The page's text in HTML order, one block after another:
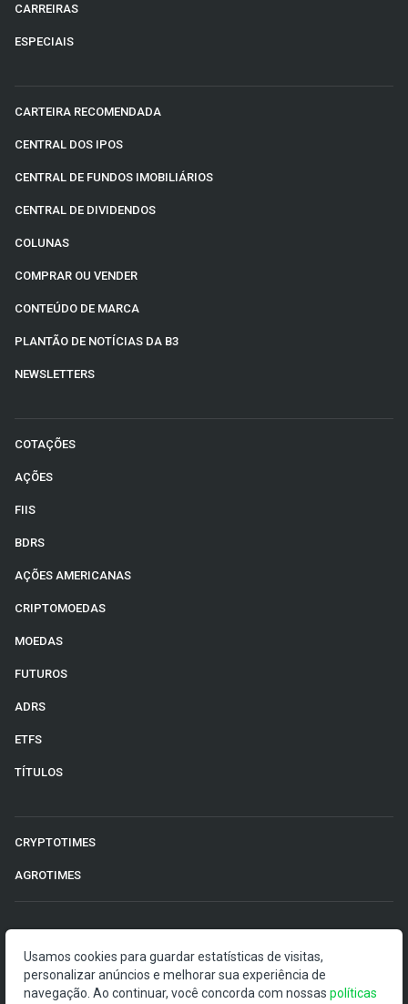
CARREIRAS
ESPECIAIS
CARTEIRA RECOMENDADA
CENTRAL DOS IPOS
CENTRAL DE FUNDOS IMOBILIÁRIOS
CENTRAL DE DIVIDENDOS
COLUNAS
COMPRAR OU VENDER
CONTEÚDO DE MARCA
PLANTÃO DE NOTÍCIAS DA B3
NEWSLETTERS
COTAÇÕES
AÇÕES
FIIS
BDRS
AÇÕES AMERICANAS
CRIPTOMOEDAS
MOEDAS
FUTUROS
ADRS
ETFS
TÍTULOS
CRYPTOTIMES
AGROTIMES
O Money Times publica matérias de cunho jornalístico, que
visam a democratização da informação. Nossas
Usamos cookies para guardar estatísticas de visitas,
personalizar anúncios e melhorar sua experiência de
navegação. Ao continuar, você concorda com nossas políticas